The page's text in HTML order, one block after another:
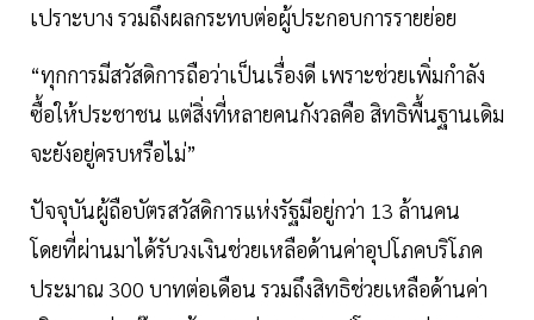
เปราะบาง รวมถึงผลกระทบต่อผู้ประกอบการรายย่อย
“ทุกการมีสวัสดิการถือว่าเป็นเรื่องดี เพราะช่วยเพิ่มกำลัง
ซื้อให้ประชาชน แต่สิ่งที่หลายคนกังวลคือ สิทธิพื้นฐานเดิม
จะยังอยู่ครบหรือไม่”
ปัจจุบันผู้ถือบัตรสวัสดิการแห่งรัฐมีอยู่กว่า 13 ล้านคน
โดยที่ผ่านมาได้รับวงเงินช่วยเหลือด้านค่าอุปโภคบริโภค
ประมาณ 300 บาทต่อเดือน รวมถึงสิทธิช่วยเหลือด้านค่า